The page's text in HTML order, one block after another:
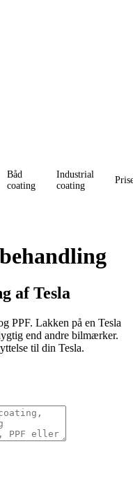
Båd
coating
Industrial
coating
af Tesla
PPF. Lakken på en Tesla
end andre bilmærker.
til din Tesla.